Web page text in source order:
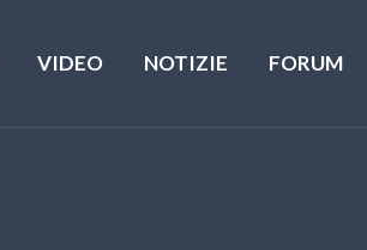
VIDEO NOTIZIE FORUM